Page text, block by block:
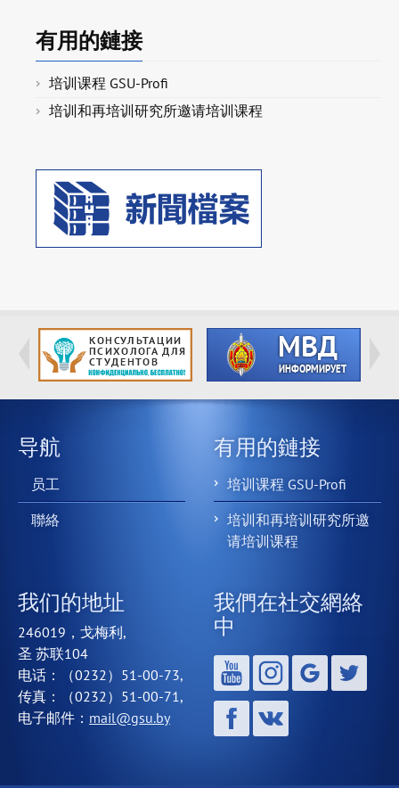
有用的鏈接
培训课程 GSU-Profi
培训和再培训研究所邀请培训课程
导航
员工
聯絡
有用的鏈接
培训课程 GSU-Profi
培训和再培训研究所邀
请培训课程
我们的地址
246019，戈梅利,
圣 苏联104
电话：（0232）51-00-73,
传真：（0232）51-00-71,
电子邮件： mail@gsu.by
我們在社交網絡
中